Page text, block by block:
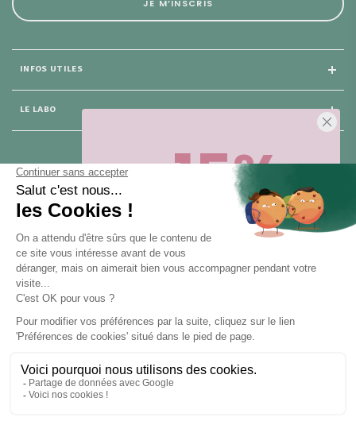
75 008 Paris
hello@santarome.fr
INFOS UTILES
LE LABO
JE M’INSCRIS
-15%
Sur votre première commande,
moment ! Désinscription en 1 clic, à
tout moment.
Obtenir -15%